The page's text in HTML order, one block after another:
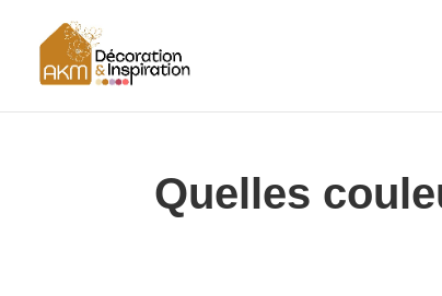
Quelles